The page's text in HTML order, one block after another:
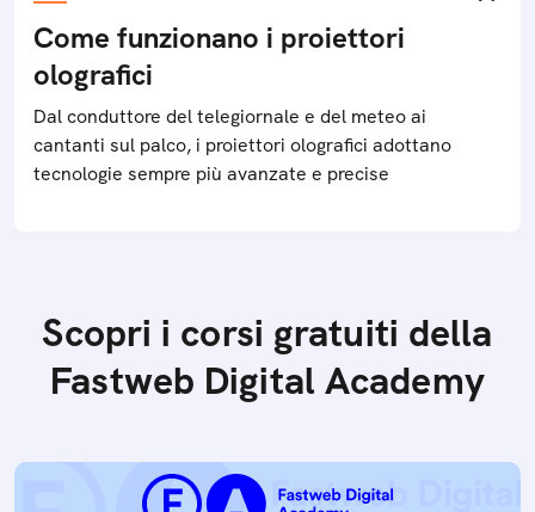
Come funzionano i proiettori
olografici
Dal conduttore del telegiornale e del meteo ai
cantanti sul palco, i proiettori olografici adottano
tecnologie sempre più avanzate e precise
Scopri i corsi gratuiti della
Fastweb Digital Academy